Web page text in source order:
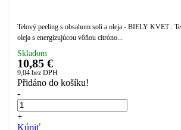
Telový peeling s obsahom soli a oleja - BIELY KVET :
oleja s energizujúcou vôňou citróno...
Skladom
10,85 €
9,04 bez DPH
Přidáno do košíku!
-
+
Kúpiť